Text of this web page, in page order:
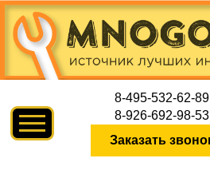
8-495-532-62-89
8-926-692-98-53
Заказать